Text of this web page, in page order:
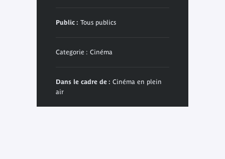
Public : Tous publics
Categorie : Cinéma
Dans le cadre de : Cinéma en plein
air